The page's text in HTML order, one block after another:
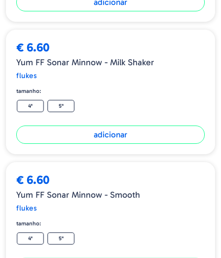
adicionar
€ 6.60
Yum FF Sonar Minnow - Milk Shaker
flukes
tamanho:
4" 5"
adicionar
€ 6.60
Yum FF Sonar Minnow - Smooth
flukes
tamanho:
4" 5"